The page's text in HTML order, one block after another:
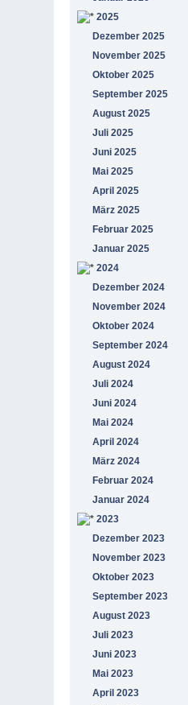
2025
Dezember 2025
November 2025
Oktober 2025
September 2025
August 2025
Juli 2025
Juni 2025
Mai 2025
April 2025
März 2025
Februar 2025
Januar 2025
2024
Dezember 2024
November 2024
Oktober 2024
September 2024
August 2024
Juli 2024
Juni 2024
Mai 2024
April 2024
März 2024
Februar 2024
Januar 2024
2023
Dezember 2023
November 2023
Oktober 2023
September 2023
August 2023
Juli 2023
Juni 2023
Mai 2023
April 2023